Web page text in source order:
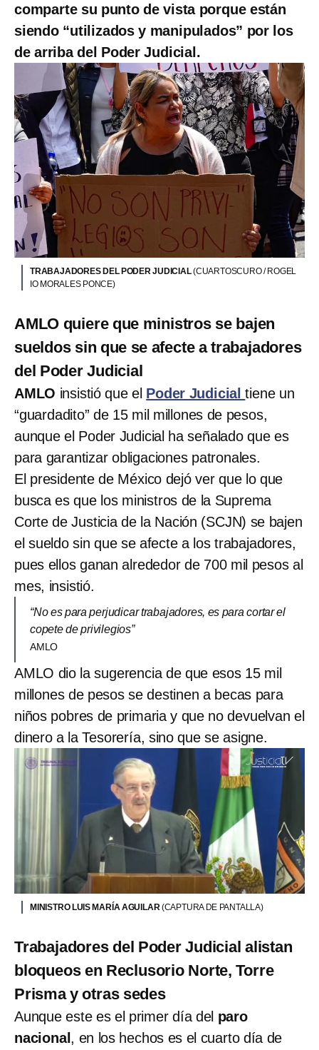
comparte su punto de vista porque están
siendo “utilizados y manipulados” por los
de arriba del Poder Judicial.
TRABAJADORES DEL PODER JUDICIAL(CUARTOSCURO / ROGEL
IO MORALES PONCE)
AMLO quiere que ministros se bajen
sueldos sin que se afecte a trabajadores
del Poder Judicial
AMLO insistió que el Poder Judicialtiene un
“guardadito” de 15 mil millones de pesos,
aunque el Poder Judicial ha señalado que es
para garantizar obligaciones patronales.
El presidente de México dejó ver que lo que
busca es que los ministros de la Suprema
Corte de Justicia de la Nación (SCJN) se bajen
el sueldo sin que se afecte a los trabajadores,
pues ellos ganan alrededor de 700 mil pesos al
mes, insistió.
“No es para perjudicar trabajadores, es para cortar el
copete de privilegios”
AMLO
AMLO dio la sugerencia de que esos 15 mil
millones de pesos se destinen a becas para
niños pobres de primaria y que no devuelvan el
dinero a la Tesorería, sino que se asigne.
MINISTRO LUIS MARÍA AGUILAR (CAPTURA DE PANTALLA)
Trabajadores del Poder Judicial alistan
bloqueos en Reclusorio Norte, Torre
Prisma y otras sedes
Aunque este es el primer día del paro
nacional, en los hechos es el cuarto día de